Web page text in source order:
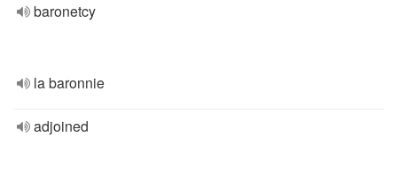
baronetcy
la baronnie
adjoined